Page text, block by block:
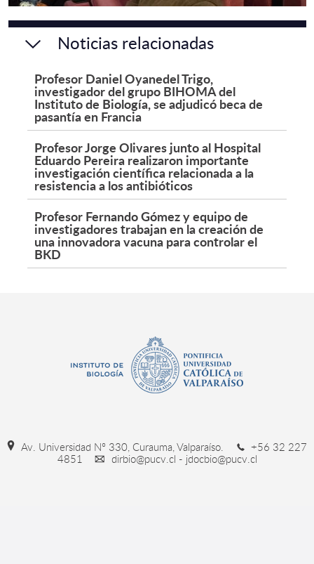
Noticias relacionadas
Profesor Daniel Oyanedel Trigo,
investigador del grupo BIHOMA del
Instituto de Biología, se adjudicó beca de
pasantía en Francia
Profesor Jorge Olivares junto al Hospital
Eduardo Pereira realizaron importante
investigación científica relacionada a la
resistencia a los antibióticos
Profesor Fernando Gómez y equipo de
investigadores trabajan en la creación de
una innovadora vacuna para controlar el
BKD
Av. Universidad Nº 330, Curauma, Valparaíso.
+56 32 227
4851
dirbio@pucv.cl - jdocbio@pucv.cl